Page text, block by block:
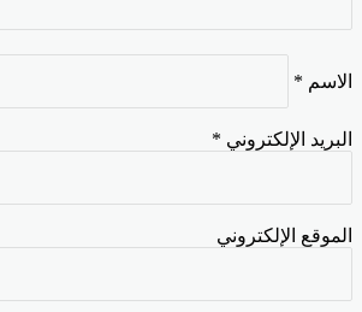
*
الإلكتروني*
الإلكتروني